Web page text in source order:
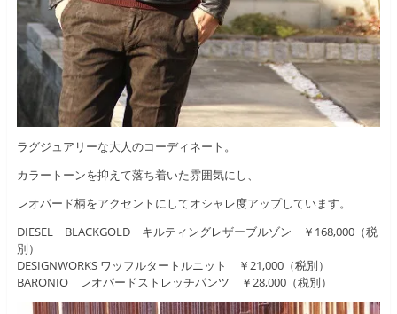
ラグジュアリーな大人のコーディネート。
カラートーンを抑えて落ち着いた雰囲気にし、
レオパード柄をアクセントにしてオシャレ度アップしています。
DIESEL BLACKGOLD キルティングレザーブルゾン ￥168,000（税
別）
DESIGNWORKS ワッフルタートルニット ￥21,000（税別）
BARONIO レオパードストレッチパンツ ￥28,000（税別）